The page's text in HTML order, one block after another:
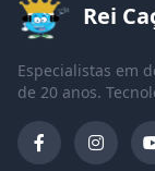
Rei
Especialistas em
de 20 anos.